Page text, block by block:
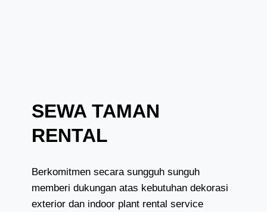
SEWA TAMAN
RENTAL
Berkomitmen secara sungguh sunguh
memberi dukungan atas kebutuhan dekorasi
exterior dan indoor plant rental service